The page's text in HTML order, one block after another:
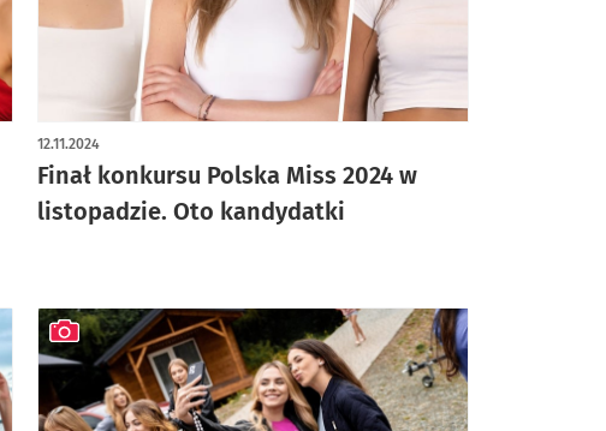
Finał konkursu Polska Miss 2024 w
listopadzie. Oto kandydatki
12.11.2024
artykuł z galerią zdjęć